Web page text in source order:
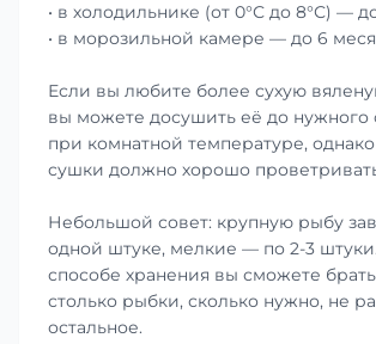
• в холодильнике (от 0°С до 8°С) —
• в морозильной камере — до 6
Если вы любите более сухую
вы можете досушить её до нужного
при комнатной температуре,
сушки должно хорошо
Небольшой совет: крупную рыбу
одной штуке, мелкие — по 2-3
способе хранения вы сможете
столько рыбки, сколько нужно, не
остальное.